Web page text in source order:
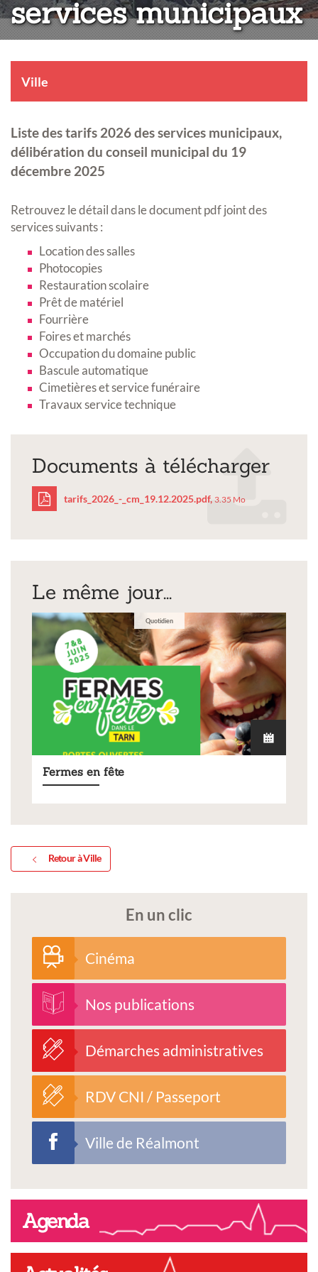
services municipaux
Ville
Liste des tarifs 2026 des services municipaux,
délibération du conseil municipal du 19
décembre 2025
Retrouvez le détail dans le document pdf joint des
services suivants :
Location des salles
Photocopies
Restauration scolaire
Prêt de matériel
Fourrière
Foires et marchés
Occupation du domaine public
Bascule automatique
Cimetières et service funéraire
Travaux service technique
Documents à télécharger
tarifs_2026_-
_cm_19.12.2025.pdf
tarifs_2026_-_cm_19.12.2025.pdf, 3.35 Mo
Le même jour...
Quotidien
Fermes en fête
Retour à Ville
En un clic
Cinéma
Nos publications
Démarches administratives
RDV CNI / Passeport
Ville de Réalmont
Agenda